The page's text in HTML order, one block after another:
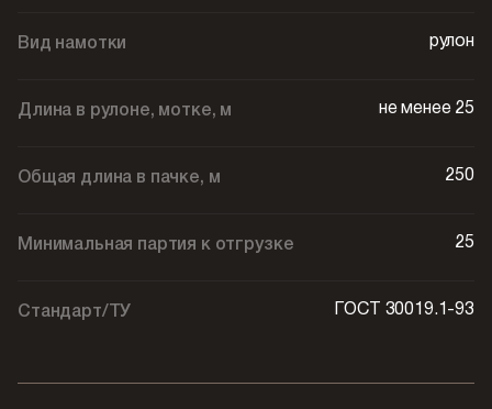
Вид намотки рулон
Длина в рулоне, мотке, м не менее 25
Общая длина в пачке, м 250
Минимальная партия к отгрузке 25
Стандарт/ТУ ГОСТ 30019.1-93